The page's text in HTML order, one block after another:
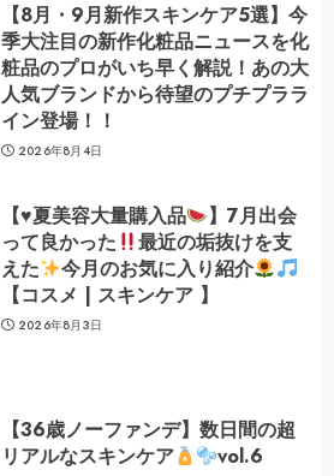
【8月・9月新作スキンケア5選】今
季大注目の新作化粧品ニュースを化
粧品のプロがいち早く解説！あの大
人気ブランドから待望のプチプララ
イン登場！！
2026年8月4日
【♥️夏美容大量購入品
】7月出会
って良かった
最近の垢抜けを支
えた
今月のお気に入り紹介
【コスメ | スキンケア 】
2026年8月3日
【36歳ノーファンデ】数日間の超
リアルなスキンケア
vol.6